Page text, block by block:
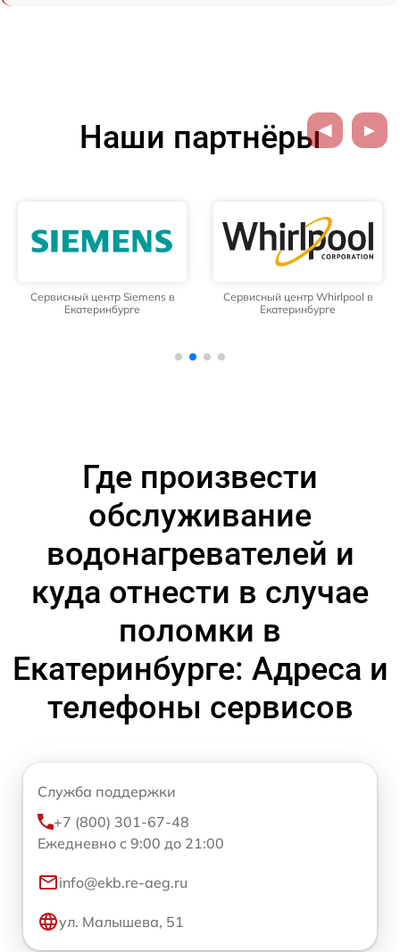
Наши партнёры
Сервисный центр Siemens в
Екатеринбурге
Сервисный центр Whirlpool в
Екатеринбурге
Где произвести
обслуживание
водонагревателей и
куда отнести в случае
поломки в
Екатеринбурге: Адреса и
телефоны сервисов
Служба поддержки
+7 (800) 301-67-48
Ежедневно с 9:00 до 21:00
info@ekb.re-aeg.ru
ул. Малышева, 51